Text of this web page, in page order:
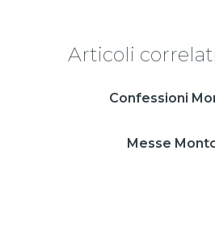
Articoli
Confessioni
Messe